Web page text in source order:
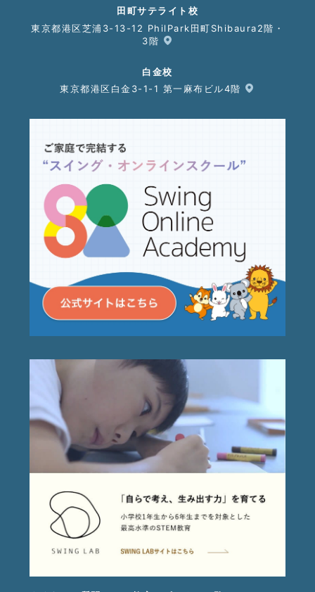
田町サテライト校
東京都港区芝浦3-13-12 PhilPark田町Shibaura2階・
3階
白金校
東京都港区白金3-1-1 第一麻布ビル4階